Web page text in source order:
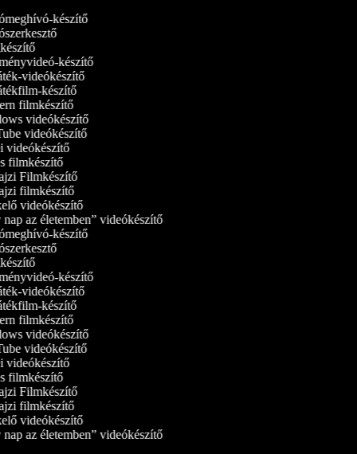
készítő
készítő
videókészítő
készítő
filmkészítő
videókészítő
videókészítő
filmkészítő
Filmkészítő
filmkészítő
videókészítő
az életemben” videókészítő
készítő
készítő
videókészítő
készítő
filmkészítő
videókészítő
videókészítő
filmkészítő
Filmkészítő
filmkészítő
videókészítő
az életemben” videókészítő